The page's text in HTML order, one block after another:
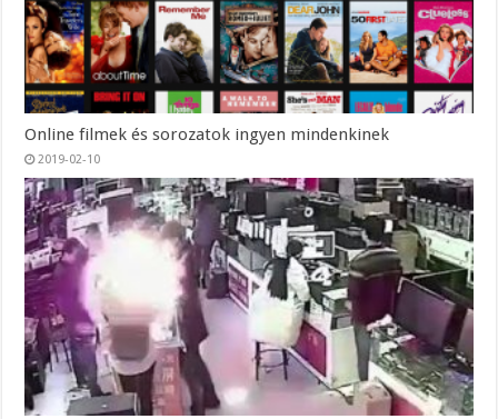
Online filmek és sorozatok ingyen mindenkinek
2019-02-10